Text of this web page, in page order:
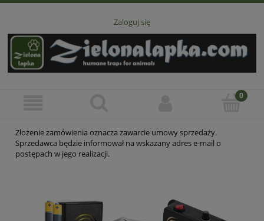
Zaloguj się
Złożenie zamówienia oznacza zawarcie umowy sprzedaży.
Sprzedawca będzie informował na wskazany adres e-mail o
postępach w jego realizacji.